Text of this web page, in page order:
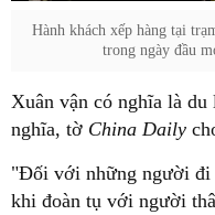
Hành khách xếp hàng tại
trong ngày đầu
Xuân vận có nghĩa là
nghĩa, tờ China Daily
"Đối với những người đi
khi đoàn tụ với người